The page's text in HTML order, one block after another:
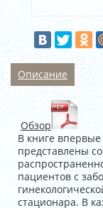
Описание
Обзор
В книге
представлены
пациентов с
стационара. В